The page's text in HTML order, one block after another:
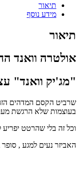
תיאור
מידע נוסף
תיאור
אולטרה וואנד
"מג'יק וואנד"
שרביט הקסם המדהים
בעוצמות שלא הרגשת
וכל זה בלי שהרטט
האביזר נעים למגע , סופר